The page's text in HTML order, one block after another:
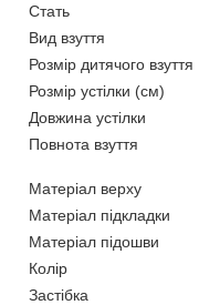
Стать
Вид взуття
Розмір дитячого взуття
Розмір устілки (см)
Довжина устілки
Повнота взуття
Матеріал верху
Матеріал підкладки
Матеріал підошви
Колір
Застібка